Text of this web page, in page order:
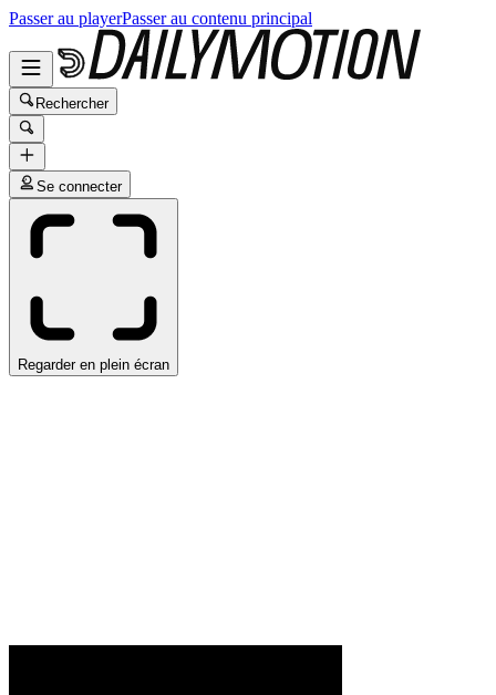
Passer au playerPasser au contenu principal
Rechercher
Se connecter
Regarder en plein écran